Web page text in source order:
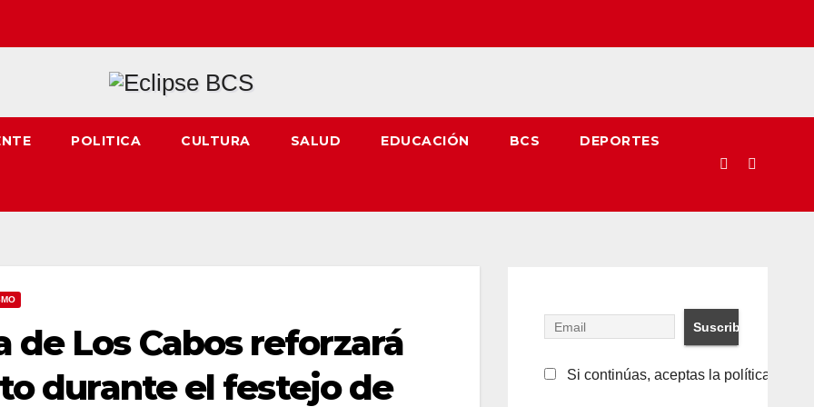
POLITICA CULTURA SALUD EDUCACIÓN BCS DEPORTES
Los Cabos reforzará
durante el festejo de
Si continúas, aceptas la política de